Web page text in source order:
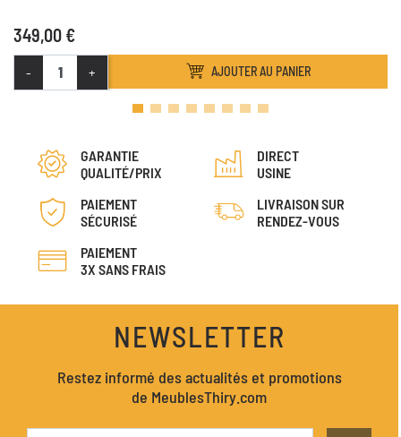
349,00 €
- + AJOUTER AU PANIER
GARANTIE
QUALITÉ/PRIX
DIRECT
USINE
PAIEMENT
SÉCURISÉ
LIVRAISON SUR
RENDEZ-VOUS
PAIEMENT
3X SANS FRAIS
NEWSLETTER
Restez informé des actualités et promotions
de MeublesThiry.com